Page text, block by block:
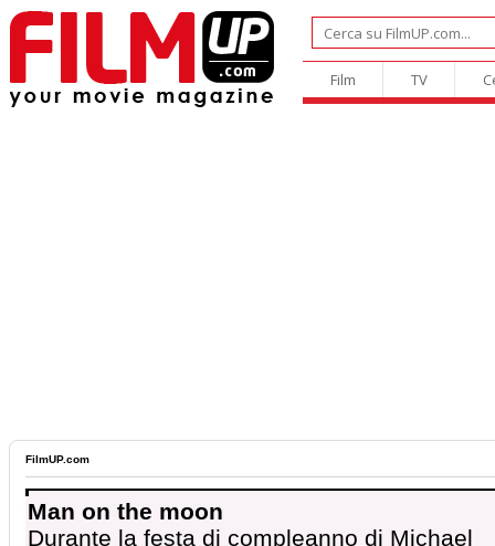
Film TV
FilmUP.com
Man on the moon
Durante la festa di compleanno di Michael